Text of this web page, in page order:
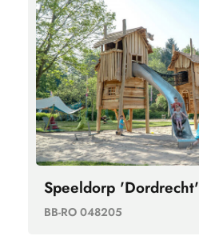
Speeldorp 'Dordrecht'
BB-RO 048205